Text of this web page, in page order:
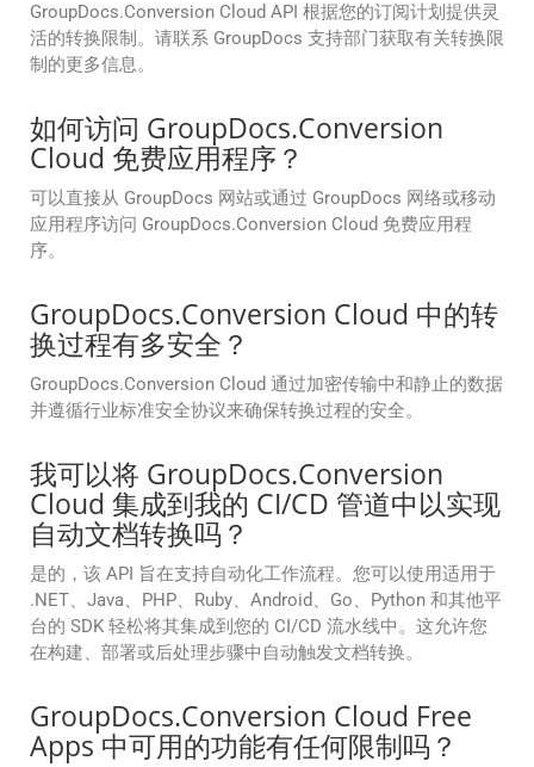
GroupDocs.Conversion Cloud API 根据您的订阅计划提供灵
活的转换限制。请联系 GroupDocs 支持部门获取有关转换限
制的更多信息。
如何访问 GroupDocs.Conversion
Cloud 免费应用程序？
可以直接从 GroupDocs 网站或通过 GroupDocs 网络或移动
应用程序访问 GroupDocs.Conversion Cloud 免费应用程
序。
GroupDocs.Conversion Cloud 中的转
换过程有多安全？
GroupDocs.Conversion Cloud 通过加密传输中和静止的数据
并遵循行业标准安全协议来确保转换过程的安全。
我可以将 GroupDocs.Conversion
Cloud 集成到我的 CI/CD 管道中以实现
自动文档转换吗？
是的，该 API 旨在支持自动化工作流程。您可以使用适用于
.NET、Java、PHP、Ruby、Android、Go、Python 和其他平
台的 SDK 轻松将其集成到您的 CI/CD 流水线中。这允许您
在构建、部署或后处理步骤中自动触发文档转换。
GroupDocs.Conversion Cloud Free
Apps 中可用的功能有任何限制吗？